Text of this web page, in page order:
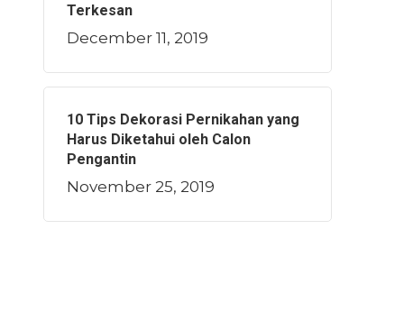
Terkesan
December 11, 2019
10 Tips Dekorasi Pernikahan yang
Harus Diketahui oleh Calon
Pengantin
November 25, 2019